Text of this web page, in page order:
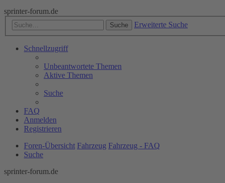
sprinter-forum.de
Suche Erweiterte Suche
Schnellzugriff
Unbeantwortete Themen
Aktive Themen
Suche
FAQ
Anmelden
Registrieren
Foren-Übersicht Fahrzeug Fahrzeug - FAQ
Suche
sprinter-forum.de